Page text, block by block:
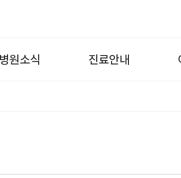
병원소식 진료안내
훈과장님 4.12(목) 오후